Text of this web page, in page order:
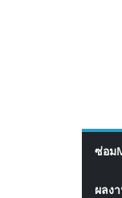
ซ่อม
ผลง